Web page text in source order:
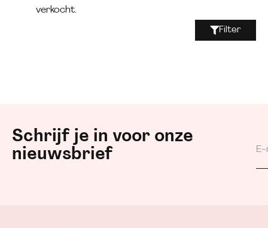
verkocht.
Filter
Schrijf je in voor onze
nieuwsbrief